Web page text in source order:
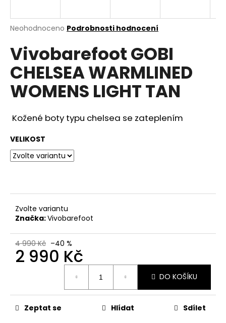
Průměrné
produktu
je
0,0
z
5
hvězdiček.
Neohodnoceno Podrobnosti hodnocení
Vivobarefoot GOBI
CHELSEA WARMLINED
WOMENS LIGHT TAN
Kožené boty typu chelsea se zateplením
VELIKOST
Zvolte variantu
Značka:Vivobarefoot
4 990 Kč –40 %
2 990 Kč
DO KOŠÍKU
Zeptat se Hlídat Sdílet
j
t
?
HLEDAT
D
o
u
u
VLOŽKY